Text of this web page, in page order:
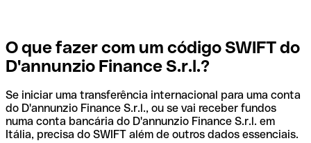
O que fazer com um código SWIFT do
D'annunzio Finance S.r.l.?
Se iniciar uma transferência internacional para uma conta
do D'annunzio Finance S.r.l., ou se vai receber fundos
numa conta bancária do D'annunzio Finance S.r.l. em
Itália, precisa do SWIFT além de outros dados essenciais.